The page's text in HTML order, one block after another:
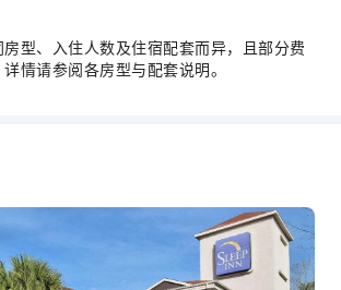
型、入住人数及住宿配套而异，且部分费
情请参阅各房型与配套说明。